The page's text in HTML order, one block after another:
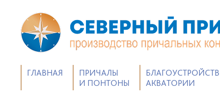
ГЛАВНАЯ
ПРИЧАЛЫ
И ПОНТОНЫ
АКВАТОРИИ